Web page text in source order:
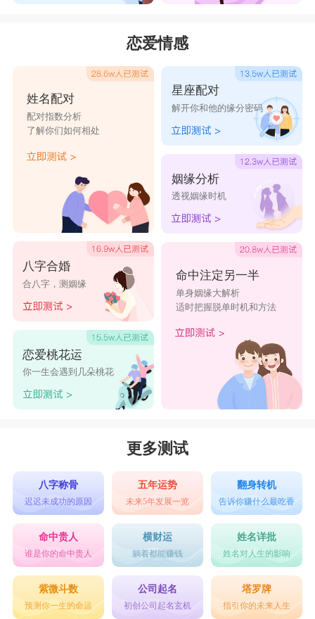
恋爱情感
姓名配对
配对指数分析
了解你们如何相处
八字合婚
合八字，测姻缘
恋爱桃花运
你一生会遇到几朵桃花
星座配对
解开你和他的缘分密码
姻缘分析
透视姻缘时机
命中注定另一半
单身姻缘大解析
适时把握脱单时机和方法
更多测试
八字称骨
迟迟未成功的原因
五年运势
未来5年发展一览
翻身转机
告诉你赚什么最吃香
命中贵人
谁是你的命中贵人
横财运
躺着都能赚钱
姓名详批
姓名对人生的影响
紫微斗数
预测你一生的命运
公司起名
初创公司起名玄机
塔罗牌
指引你的未来人生